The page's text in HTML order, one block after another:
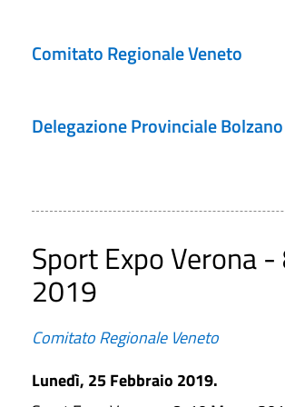
Comitato Regionale Veneto
Delegazione Provinciale Bolzano
Sport Expo Verona
2019
Comitato Regionale Veneto
Lunedì, 25 Febbraio 2019.